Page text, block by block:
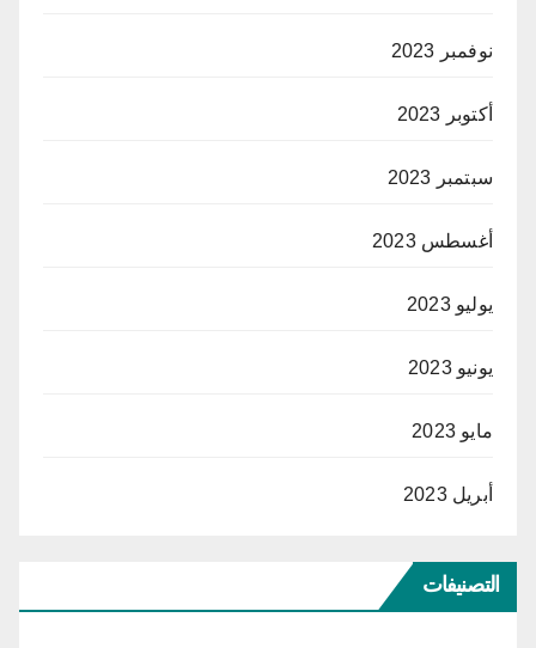
نوفمبر 2023
أكتوبر 2023
سبتمبر 2023
أغسطس 2023
يوليو 2023
يونيو 2023
مايو 2023
أبريل 2023
التصنيفات